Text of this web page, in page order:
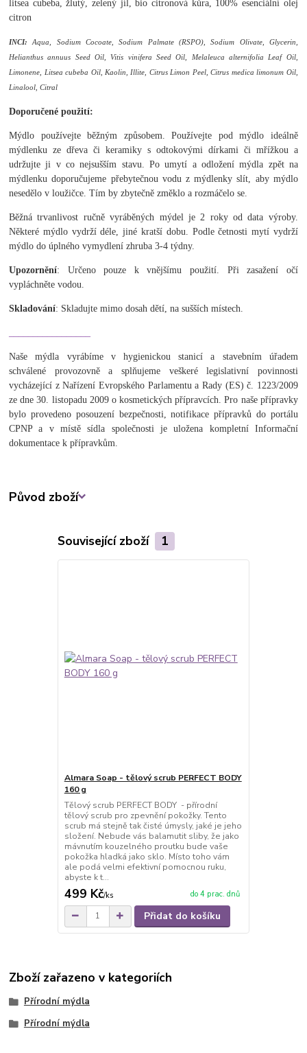
litsea cubeba, žlutý, zelený jíl, bio citronová kůra, 100% esenciální olej
citron
INCI: Aqua, Sodium Cocoate, Sodium Palmate (RSPO), Sodium Olivate, Glycerin,
Helianthus annuus Seed Oil, Vitis vinifera Seed Oil, Melaleuca alternifolia Leaf Oil,
Limonene, Litsea cubeba Oil, Kaolin, Illite, Citrus Limon Peel, Citrus medica limonum Oil,
Linalool, Citral
Doporučené použití:
Mýdlo používejte běžným způsobem. Používejte pod mýdlo ideálně
mýdlenku ze dřeva či keramiky s odtokovými dírkami či mřížkou a
udržujte ji v co nejsušším stavu. Po umytí a odložení mýdla zpět na
mýdlenku doporučujeme přebytečnou vodu z mýdlenky slít, aby mýdlo
nesedělo v loužičce. Tím by zbytečně změklo a rozmáčelo se.
Běžná trvanlivost ručně vyráběných mýdel je 2 roky od data výroby.
Některé mýdlo vydrží déle, jiné kratší dobu. Podle četnosti mytí vydrží
mýdlo do úplného vymydlení zhruba 3-4 týdny.
Upozornění: Určeno pouze k vnějšímu použití. Při zasažení očí
vypláchněte vodou.
Skladování: Skladujte mimo dosah dětí, na sušších místech.
Naše mýdla vyrábíme v hygienickou stanicí a stavebním úřadem
schválené provozovně a splňujeme veškeré legislativní povinnosti
vycházející z Nařízení Evropského Parlamentu a Rady (ES) č. 1223/2009
ze dne 30. listopadu 2009 o kosmetických přípravcích. Pro naše přípravky
bylo provedeno posouzení bezpečnosti, notifikace přípravků do portálu
CPNP a v místě sídla společnosti je uložena kompletní Informační
dokumentace k přípravkům.
Původ zboží
Související zboží 1
Almara Soap - tělový scrub PERFECT BODY
160 g
Tělový scrub PERFECT BODY - přírodní
tělový scrub pro zpevnění pokožky. Tento
scrub má stejně tak čisté úmysly, jaké je jeho
složení. Nebude vás balamutit sliby, že jako
mávnutím kouzelného proutku bude vaše
pokožka hladká jako sklo. Místo toho vám
ale podá velmi efektivní pomocnou ruku,
abyste k t...
499 Kč/ks do 4 prac. dnů
Přidat do košíku
Zboží zařazeno v kategoriích
Přírodní mýdla
Přírodní mýdla